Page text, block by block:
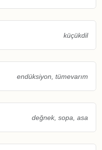
küçükdil
endüksiyon, tümevarım
değnek, sopa, asa